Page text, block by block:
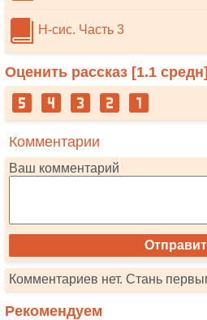
Н-сис. Часть 3
Оценить рассказ [1.1 средн]
Комментарии
Ваш комментарий
Комментариев нет. Стань
Рекомендуем